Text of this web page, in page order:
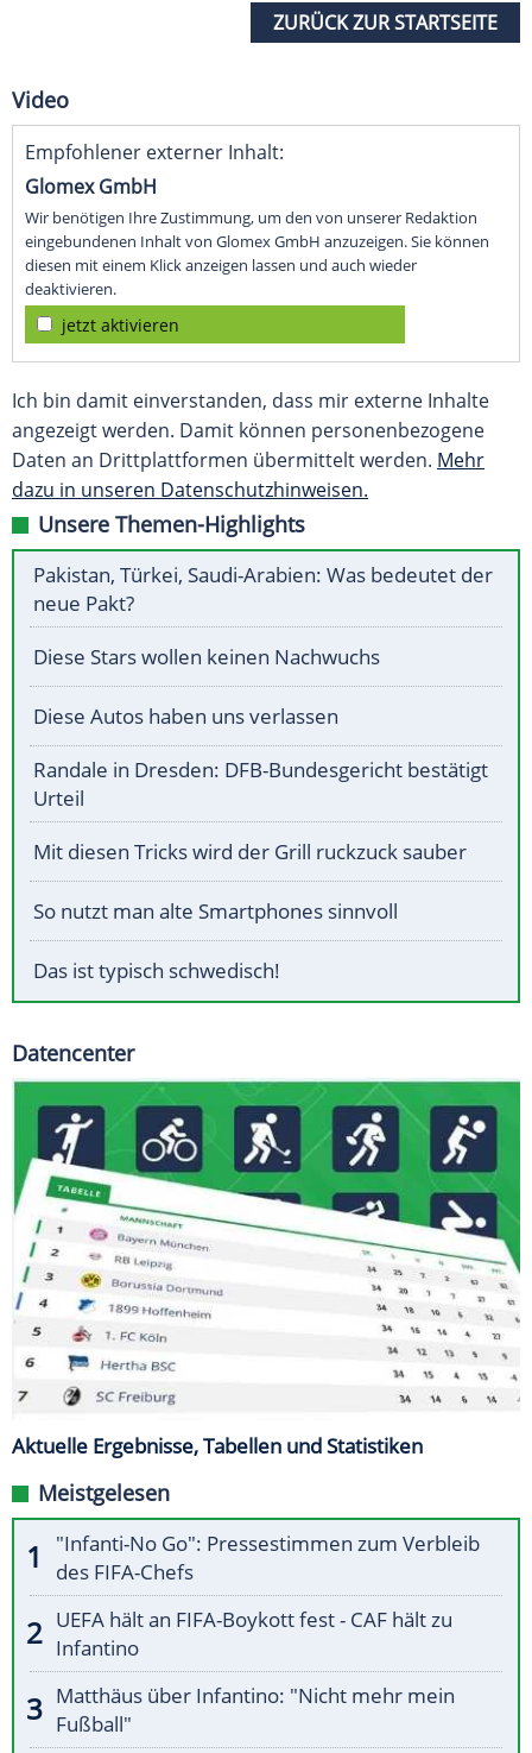
ZURÜCK ZUR STARTSEITE
Video
Empfohlener externer Inhalt:
Glomex GmbH
Wir benötigen Ihre Zustimmung, um den von unserer Redaktion
eingebundenen Inhalt von Glomex GmbH anzuzeigen. Sie können
diesen mit einem Klick anzeigen lassen und auch wieder
deaktivieren.
jetzt aktivieren
Ich bin damit einverstanden, dass mir externe Inhalte
angezeigt werden. Damit können personenbezogene
Daten an Drittplattformen übermittelt werden. Mehr
dazu in unseren Datenschutzhinweisen.
Unsere Themen-Highlights
Pakistan, Türkei, Saudi-Arabien: Was bedeutet der
neue Pakt?
Diese Stars wollen keinen Nachwuchs
Diese Autos haben uns verlassen
Randale in Dresden: DFB-Bundesgericht bestätigt
Urteil
Mit diesen Tricks wird der Grill ruckzuck sauber
So nutzt man alte Smartphones sinnvoll
Das ist typisch schwedisch!
Datencenter
Aktuelle Ergebnisse, Tabellen und Statistiken
Meistgelesen
"Infanti-No Go": Pressestimmen zum Verbleib
des FIFA-Chefs
UEFA hält an FIFA-Boykott fest - CAF hält zu
Infantino
Matthäus über Infantino: "Nicht mehr mein
Fußball"